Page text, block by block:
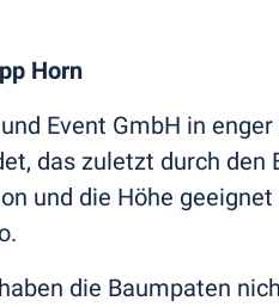
Horn
Event GmbH in
das zuletzt durch
und die Höhe
die Baumpaten